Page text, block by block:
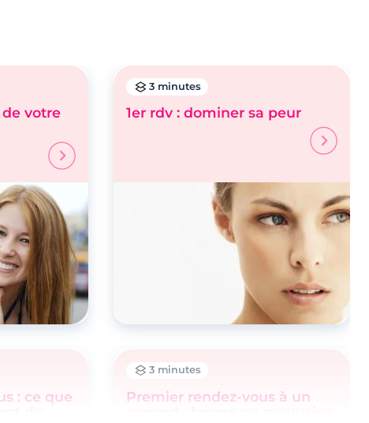
votre
3 minutes
1er rdv : dominer sa peur
: ce que
3 minutes
Premier rendez-vous à un